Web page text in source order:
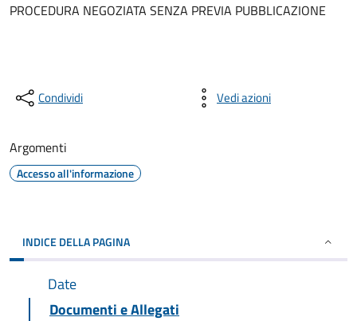
PROCEDURA NEGOZIATA SENZA PREVIA PUBBLICAZIONE
Condividi Vedi azioni
Argomenti
Accesso all'informazione
INDICE DELLA PAGINA
Date
Documenti e Allegati